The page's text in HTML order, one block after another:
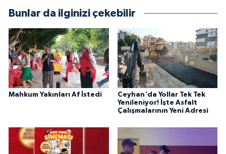
Bunlar da ilginizi çekebilir
Mahkum Yakınları Af İstedi
Ceyhan'da Yollar Tek Tek
Yenileniyor! İşte Asfalt
Çalışmalarının Yeni Adresi